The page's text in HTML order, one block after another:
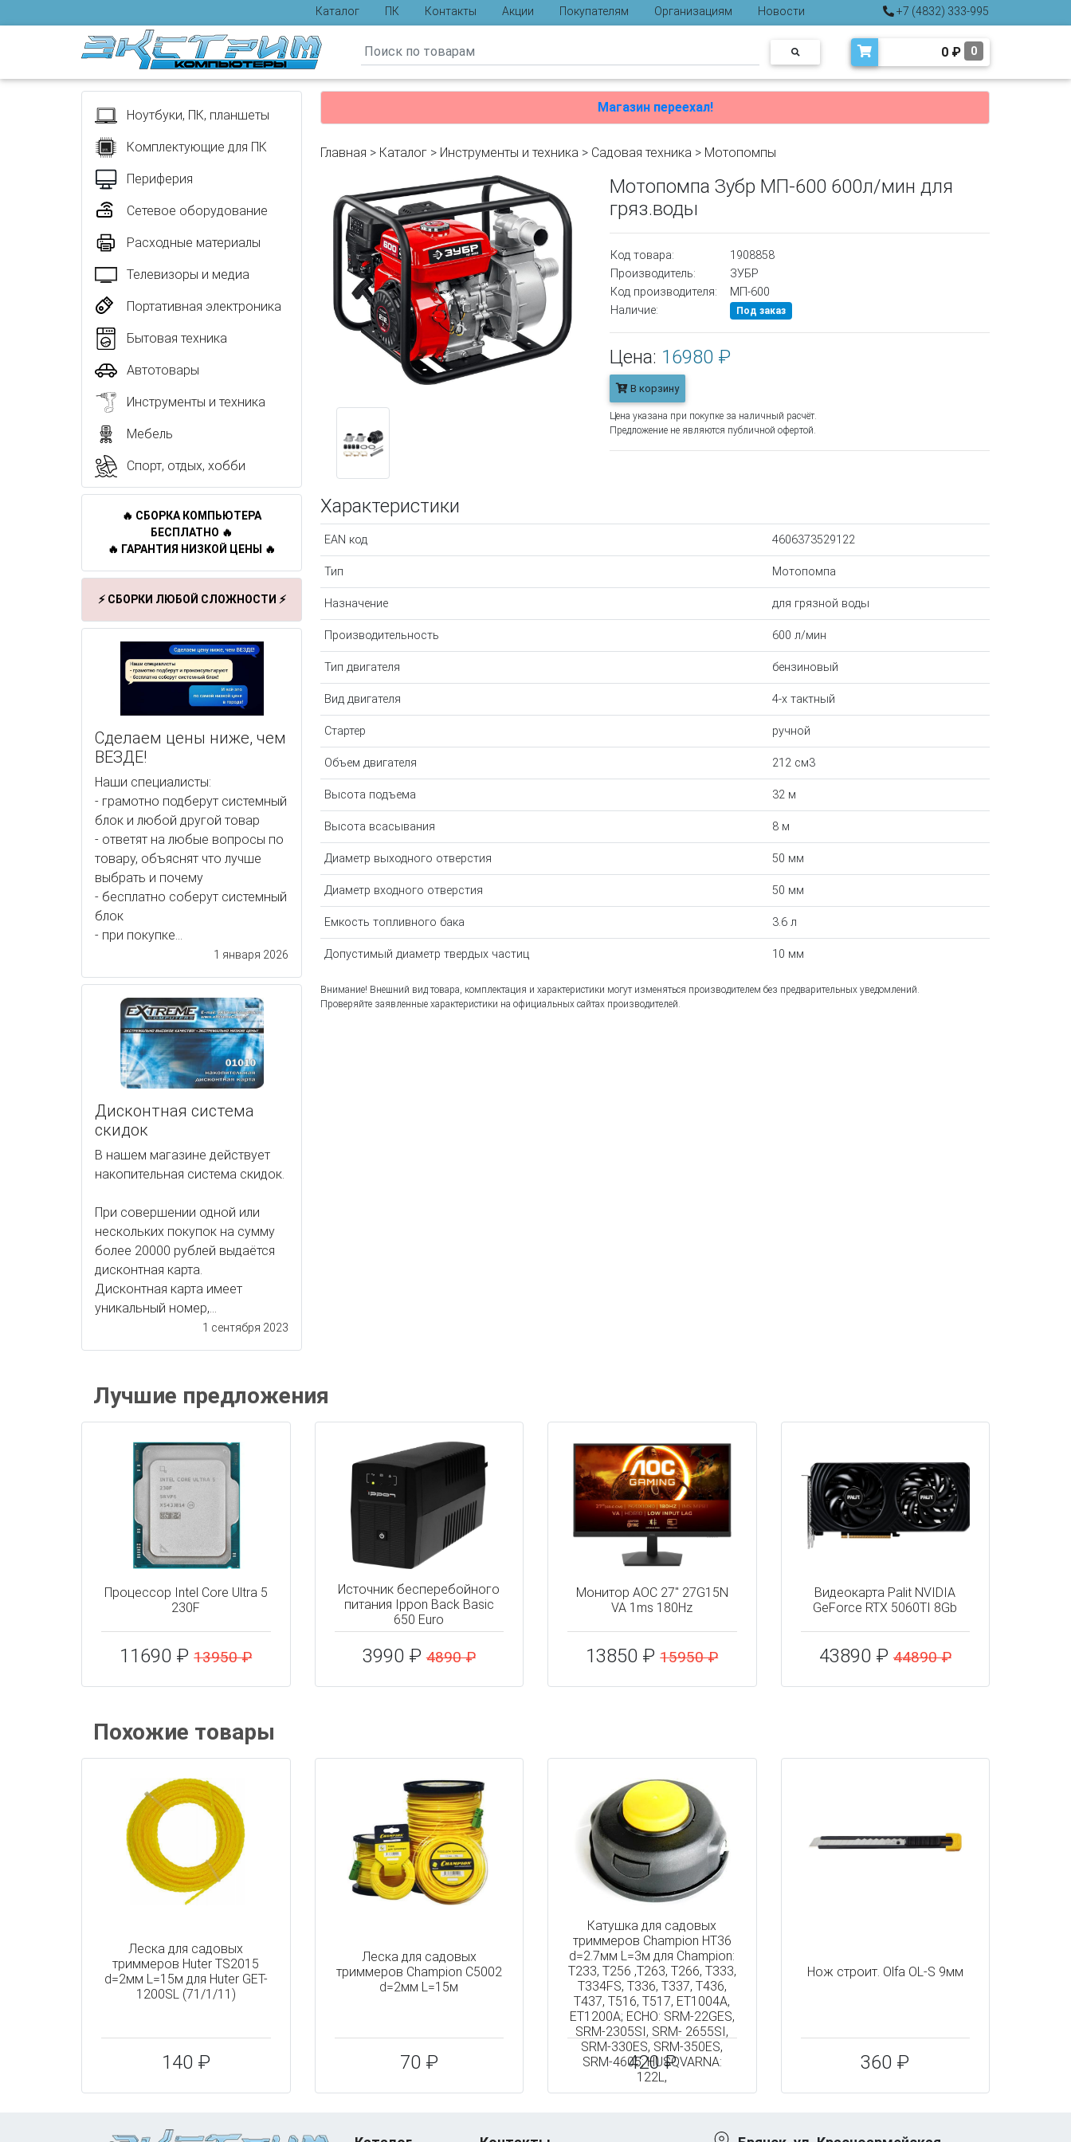
Каталог ПК Контакты Акции Покупателям Организациям
Новости
Отзывы
+7 (4832) 333-995
0 ₽ 0
Ноутбуки, ПК, планшеты
Комплектующие для ПК
Периферия
Сетевое оборудование
Расходные материалы
Телевизоры и медиа
Портативная электроника
Бытовая техника
Автотовары
Инструменты и техника
Мебель
Спорт, отдых, хобби
🔥 СБОРКА КОМПЬЮТЕРА
БЕСПЛАТНО 🔥
🔥 ГАРАНТИЯ НИЗКОЙ ЦЕНЫ 🔥
⚡ СБОРКИ ЛЮБОЙ СЛОЖНОСТИ ⚡
Сделаем цены ниже, чем
ВЕЗДЕ!
Наши специалисты:
- грамотно подберут системный
блок и любой другой товар
- ответят на любые вопросы по
товару, объяснят что лучше
выбрать и почему
- бесплатно соберут системный
блок
- при покупке...
1 января 2026
Дисконтная система
скидок
В нашем магазине действует
накопительная система скидок.
При совершении одной или
нескольких покупок на сумму
более 20000 рублей выдаётся
дисконтная карта.
Дисконтная карта имеет
уникальный номер,...
1 сентября 2023
Магазин переехал!
Главная > Каталог > Инструменты и техника > Садовая техника > Мотопомпы
Мотопомпа Зубр МП-600 600л/мин для
гряз.воды
Код товара:
1908858
Производитель:
ЗУБР
Код производителя:
МП-600
Наличие:
Под заказ
Цена: 16980 ₽
В корзину
Цена указана при покупке за наличный расчёт.
Предложение не являются публичной офертой.
Характеристики
EAN код 4606373529122
Тип Мотопомпа
Назначение для грязной воды
Производительность 600 л/мин
Тип двигателя бензиновый
Вид двигателя 4-х тактный
Стартер ручной
Объем двигателя 212 см3
Высота подъема 32 м
Высота всасывания 8 м
Диаметр выходного отверстия 50 мм
Диаметр входного отверстия 50 мм
Емкость топливного бака 3.6 л
Допустимый диаметр твердых частиц 10 мм
Внимание! Внешний вид товара, комплектация и характеристики могут изменяться производителем без предварительных уведомлений.
Проверяйте заявленные характеристики на официальных сайтах производителей.
Лучшие предложения
Процессор Intel Core Ultra 5
230F
11690 ₽13950 ₽
Источник бесперебойного
питания Ippon Back Basic
650 Euro
3990 ₽4890 ₽
Монитор AOC 27" 27G15N
VA 1ms 180Hz
13850 ₽15950 ₽
Видеокарта Palit NVIDIA
GeForce RTX 5060TI 8Gb
43890 ₽44890 ₽
Похожие товары
Леска для садовых
триммеров Huter TS2015
d=2мм L=15м для Huter GET-
1200SL (71/1/11)
140 ₽
Леска для садовых
триммеров Champion C5002
d=2мм L=15м
70 ₽
Катушка для садовых
триммеров Champion HT36
d=2.7мм L=3м для Champion:
Т233, Т256 ,Т263, Т266, Т333,
Т334FS, Т336, Т337, Т436,
Т437, Т516, Т517, ET1004A,
ET1200A; ECHO: SRM-22GES,
SRM-2305SI, SRM- 2655SI,
SRM-330ES, SRM-350ES,
SRM-4605; HUSQVARNA:
122L,
420 ₽
Нож строит. Olfa OL-S 9мм
360 ₽